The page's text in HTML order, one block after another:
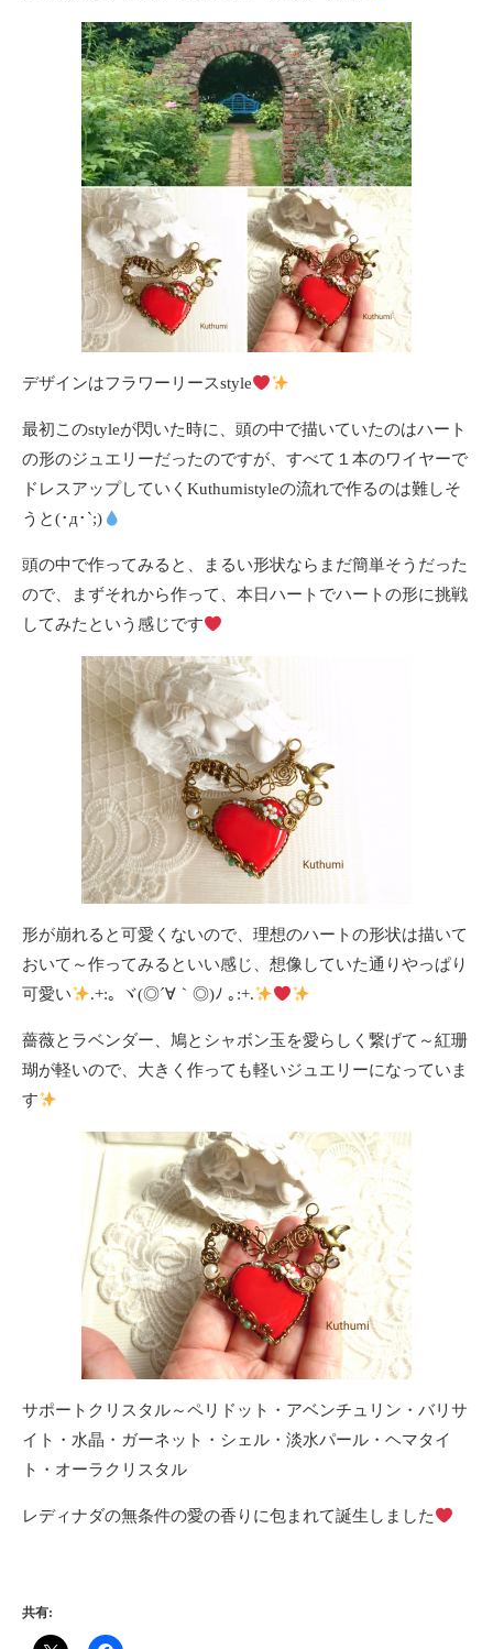
デザインはフラワーリースstyle
最初このstyleが閃いた時に、頭の中で描いていたのはハート
の形のジュエリーだったのですが、すべて１本のワイヤーで
ドレスアップしていくKuthumistyleの流れで作るのは難しそ
うと(･д･`;)
頭の中で作ってみると、まるい形状ならまだ簡単そうだった
ので、まずそれから作って、本日ハートでハートの形に挑戦
してみたという感じです
形が崩れると可愛くないので、理想のハートの形状は描いて
おいて～作ってみるといい感じ、想像していた通りやっぱり
可愛い
.+:｡ ヾ(◎´∀｀◎)ﾉ ｡:+.
薔薇とラベンダー、鳩とシャボン玉を愛らしく繋げて～紅珊
瑚が軽いので、大きく作っても軽いジュエリーになっていま
す
サポートクリスタル～ペリドット・アベンチュリン・バリサ
イト・水晶・ガーネット・シェル・淡水パール・ヘマタイ
ト・オーラクリスタル
レディナダの無条件の愛の香りに包まれて誕生しました
共有: